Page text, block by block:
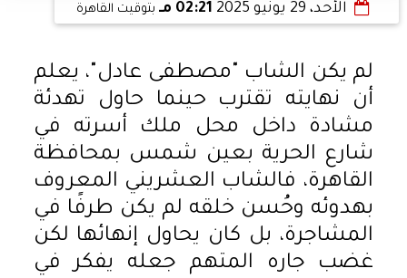
الأحد، 29 يونيو 2025 02:21 مـ بتوقيت القاهرة
لم يكن الشاب "مصطفى عادل"، يعلم
أن نهايته تقترب حينما حاول تهدئة
مشادة داخل محل ملك أسرته في
شارع الحرية بعين شمس بمحافظة
القاهرة، فالشاب العشريني المعروف
بهدوئه وحُسن خلقه لم يكن طرفًا في
المشاجرة، بل كان يحاول إنهائها لكن
غضب جاره المتهم جعله يفكر في